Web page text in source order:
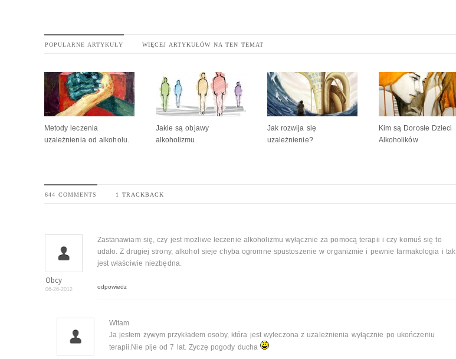
POPULARNE ARTYKUŁY WIĘCEJ ARTYKUŁÓW NA TEN TEMAT
Metody leczenia
uzależnienia od alkoholu.
Jakie są objawy
alkoholizmu.
Jak rozwija się
uzależnienie?
Kim są Dorosłe Dzieci
Alkoholików
644 COMMENTS 1 TRACKBACK
Obcy
06-26-2012
Zastanawiam się, czy jest możliwe leczenie alkoholizmu wyłącznie za pomocą terapii i czy komuś się to
udało. Z drugiej strony, alkohol sieje chyba ogromne spustoszenie w organizmie i pewnie farmakologia i tak
jest właściwie niezbędna.
odpowiedz
Witam
Ja jestem żywym przykładem osoby, która jest wyleczona z uzależnienia wyłącznie po ukończeniu
terapii.Nie pije od 7 lat. Zyczę pogody ducha